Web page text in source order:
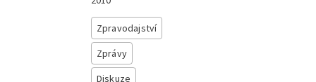
Zpravodajství
Zprávy
Diskuze